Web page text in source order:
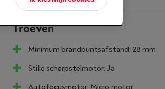
Troeven
Minimum brandpuntsafstand: 28 mm
Stille scherpstelmotor: Ja